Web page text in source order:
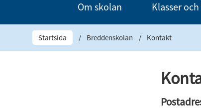
Om skolan Klasser
Startsida / Breddenskolan / Kontakt